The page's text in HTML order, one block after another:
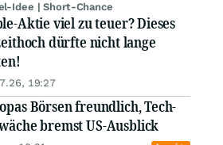
Idee | Short-Chance
Aktie viel zu teuer? Dieses
dürfte nicht lange
19:27
Börsen freundlich, Tech-
bremst US-Ausblick